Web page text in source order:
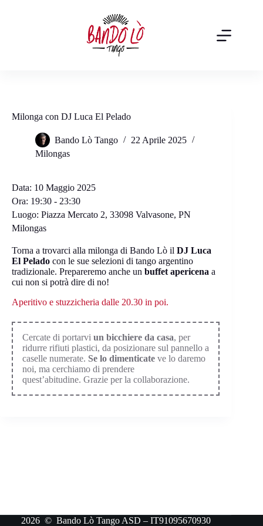
Milonga con DJ Luca El Pelado
Bando Lò Tango
22 Aprile 2025
Milongas
Data: 10 Maggio 2025
Ora: 19:30 - 23:30
Luogo: Piazza Mercato 2, 33098 Valvasone, PN
Milongas
Torna a trovarci alla milonga di Bando Lò il DJ Luca
El Pelado con le sue selezioni di tango argentino
tradizionale. Prepareremo anche un buffet apericena a
cui non si potrà dire di no!
Aperitivo e stuzzicheria dalle 20.30 in poi.
Cercate di portarvi un bicchiere da casa, per
ridurre rifiuti plastici, da posizionare sul pannello a
caselle numerate. Se lo dimenticate ve lo daremo
noi, ma cerchiamo di prendere
quest’abitudine. Grazie per la collaborazione.
2026 © Bando Lò Tango ASD – IT91095670930